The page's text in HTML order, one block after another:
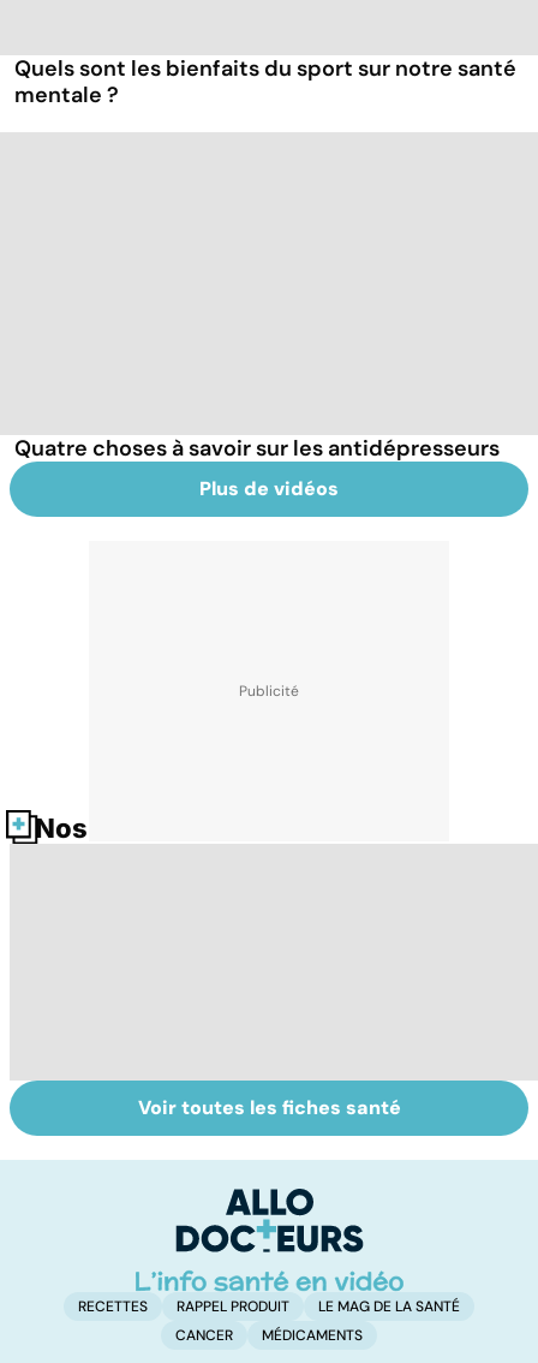
Quels sont les bienfaits du sport sur notre santé
mentale ?
Quatre choses à savoir sur les antidépresseurs
Plus de vidéos
Nos fiches santé
Post-partum : un
bouleversement
Les Français
accros aux
Voir toutes les fiches santé
RECETTES RAPPEL PRODUIT
LE MAG DE LA SANTÉ
CANCER
MÉDICAMENTS